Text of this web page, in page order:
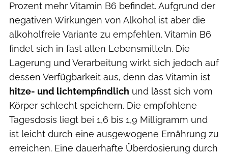
Prozent mehr Vitamin B6 befindet. Aufgrund der
negativen Wirkungen von Alkohol ist aber die
alkoholfreie Variante zu empfehlen. Vitamin B6
findet sich in fast allen Lebensmitteln. Die
Lagerung und Verarbeitung wirkt sich jedoch auf
dessen Verfügbarkeit aus, denn das Vitamin ist
hitze- und lichtempfindlich und lässt sich vom
Körper schlecht speichern. Die empfohlene
Tagesdosis liegt bei 1,6 bis 1,9 Milligramm und
ist leicht durch eine ausgewogene Ernährung zu
erreichen. Eine dauerhafte Überdosierung durch